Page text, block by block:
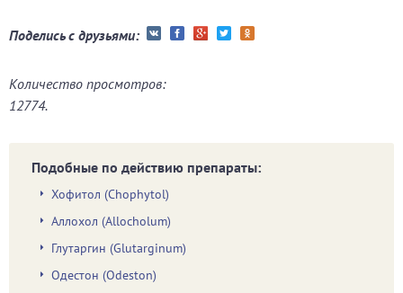
Поделись с друзьями:
Количество просмотров:
12774.
Подобные по действию препараты:
Хофитол (Chophytol)
Аллохол (Allocholum)
Глутаргин (Glutarginum)
Одестон (Odeston)